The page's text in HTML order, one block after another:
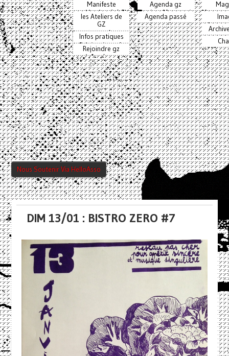
Manifeste
les Ateliers de
GZ
Infos pratiques
Rejoindre gz
Agenda gz
Agenda passé
Nous Soutenir Via HelloAsso
DIM 13/01 : BISTRO ZERO #7